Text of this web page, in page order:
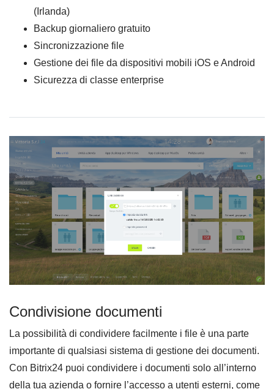
(Irlanda)
Backup giornaliero gratuito
Sincronizzazione file
Gestione dei file da dispositivi mobili iOS e Android
Sicurezza di classe enterprise
Condivisione documenti
La possibilità di condividere facilmente i file è una parte
importante di qualsiasi sistema di gestione dei documenti.
Con Bitrix24 puoi condividere i documenti solo all’interno
della tua azienda o fornire l’accesso a utenti esterni, come